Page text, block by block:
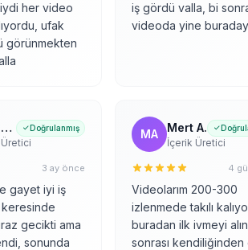
her video
ufak
görünmekten
iş gördü valla, bi
videoda yine
Damla R. Doğrulanmış
3 ay önce
gayet iyi iş
gecikti ama
sonunda
MA Mert A.
İçerik Üretici
4
Videolarım 200-300
izlenmede takılı
buradan ilk ivmeyi
sonrası kendiliğinden